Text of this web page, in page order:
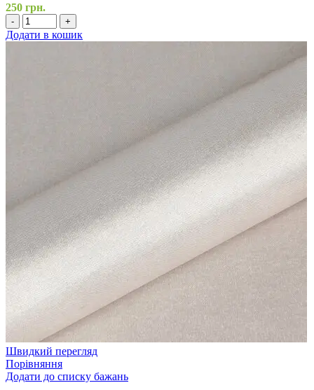
250 грн.
- +
Додати в кошик
Швидкий перегляд
Порівняння
Додати до списку бажань